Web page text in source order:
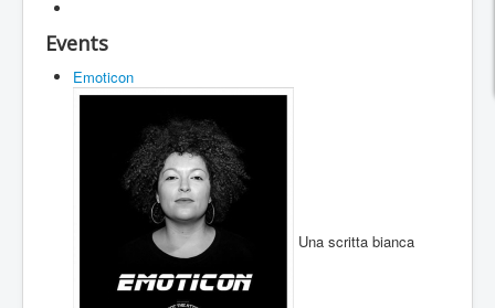
Events
Emoticon
Una scritta bianca